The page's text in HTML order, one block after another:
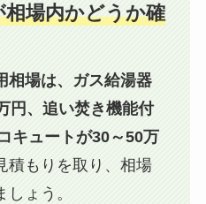
場内かどうか確
相場は、ガス給湯器
円、追い焚き機能付
キュートが30～50万
積もりを取り、相場
ょう。